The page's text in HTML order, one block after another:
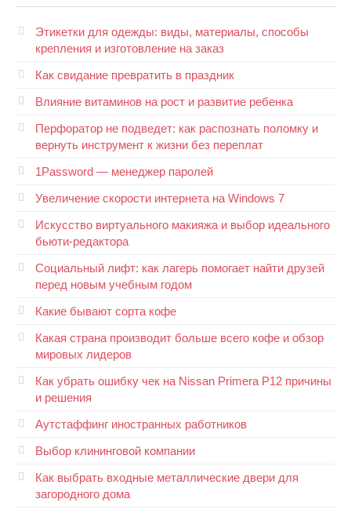
Этикетки для одежды: виды, материалы, способы
крепления и изготовление на заказ
Как свидание превратить в праздник
Влияние витаминов на рост и развитие ребенка
Перфоратор не подведет: как распознать поломку и
вернуть инструмент к жизни без переплат
1Password — менеджер паролей
Увеличение скорости интернета на Windows 7
Искусство виртуального макияжа и выбор идеального
бьюти-редактора
Социальный лифт: как лагерь помогает найти друзей
перед новым учебным годом
Какие бывают сорта кофе
Какая страна производит больше всего кофе и обзор
мировых лидеров
Как убрать ошибку чек на Nissan Primera P12 причины
и решения
Аутстаффинг иностранных работников
Выбор клининговой компании
Как выбрать входные металлические двери для
загородного дома